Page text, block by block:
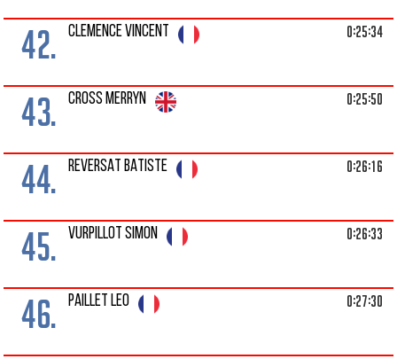
42. CLEMENCE VINCENT 0:25:34
43. CROSS MERRYN 0:25:50
44. REVERSAT BATISTE 0:26:16
45. VURPILLOT SIMON 0:26:33
46. PAILLET LEO 0:27:30